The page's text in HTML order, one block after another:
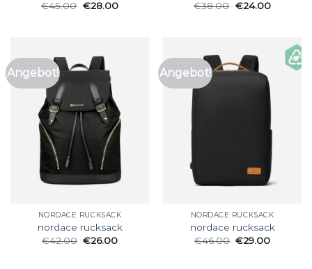
€45.00 €28.00
€38.00 €24.00
Angebot!
NORDACE RUCKSACK
nordace rucksack
€42.00 €26.00
Angebot!
NORDACE RUCKSACK
nordace rucksack
€46.00 €29.00